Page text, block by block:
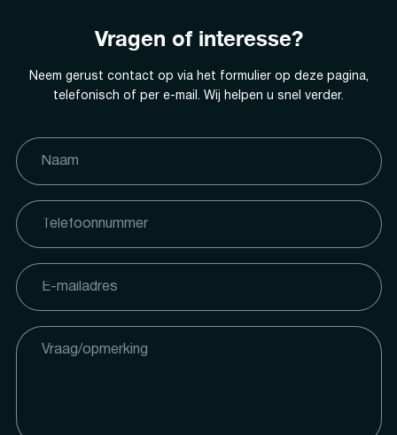
Vragen of interesse?
Neem gerust contact op via het formulier op deze pagina,
telefonisch of per e-mail. Wij helpen u snel verder.